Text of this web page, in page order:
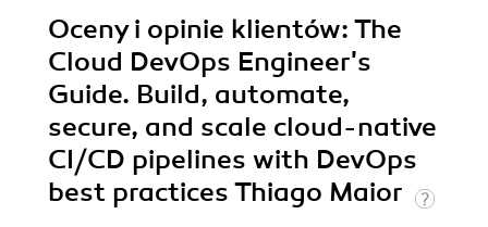
Oceny i opinie klientów: The
Cloud DevOps Engineer's
Guide. Build, automate,
secure, and scale cloud-native
CI/CD pipelines with DevOps
best practices Thiago Maior